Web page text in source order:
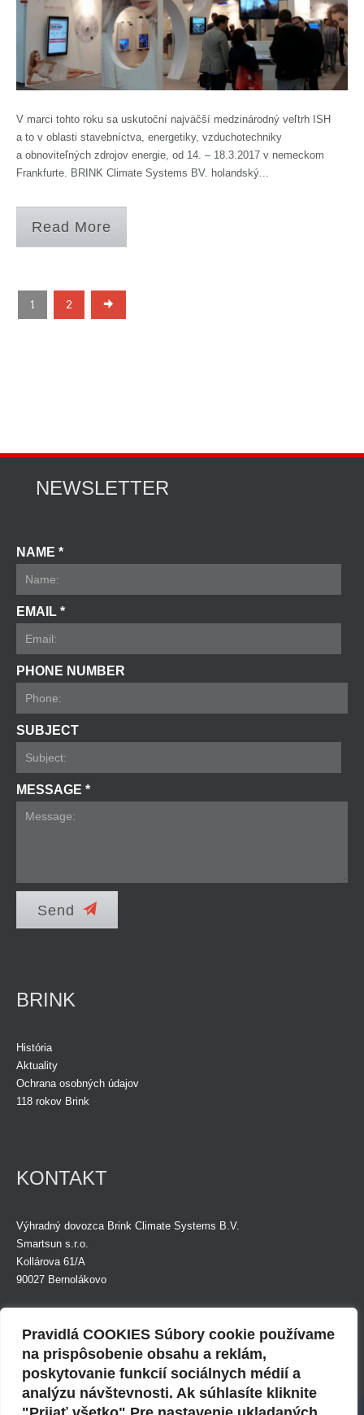
Pravidlá COOKIES Súbory cookie používame
na prispôsobenie obsahu a reklám,
poskytovanie funkcií sociálnych médií a
analýzu návštevnosti. Ak súhlasíte kliknite
V marci tohto roku sa uskutoční najväčší medzinárodný veľtrh ISH
a to v oblasti stavebníctva, energetiky, vzduchotechniky
a obnoviteľných zdrojov energie, od 14. – 18.3.2017 v nemeckom
Frankfurte. BRINK Climate Systems BV. holandský...
Read More
1 2
NEWSLETTER
NAME *
EMAIL *
PHONE NUMBER
SUBJECT
MESSAGE *
Send
BRINK
História
Aktuality
Ochrana osobných údajov
118 rokov Brink
KONTAKT
Výhradný dovozca Brink Climate Systems B.V.
Smartsun s.r.o.
Kollárova 61/A
90027 Bernolákovo
Mob.: +421 (0)948 891 999
E-mail:info@smartsunsro.sk
Fakturačná adresa:
Budovateľská 29
IČO: 36835285
DIČ: 2022447878
Použitie cookies